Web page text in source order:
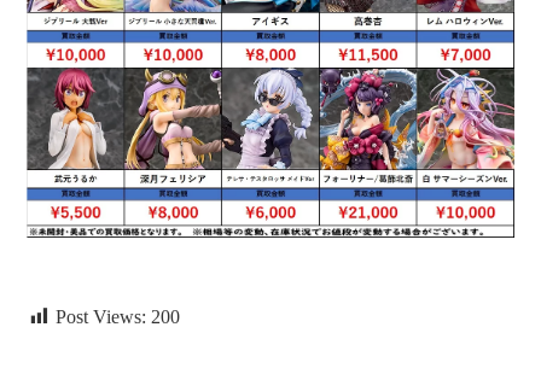
Post Views: 200